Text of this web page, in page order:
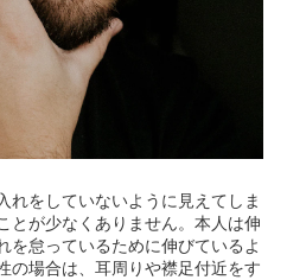
れをしていないように見えてしま
とが少なくありません。本人は伸
を怠っているために伸びているよ
の場合は、耳周りや襟足付近をす